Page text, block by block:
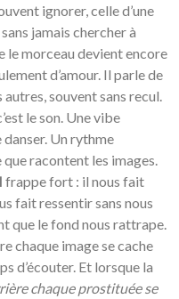
ignorer, celle d’une
jamais chercher à
le morceau devient encore
d’amour. Il parle de
souvent sans recul.
le son. Une vibe
Un rythme
racontent les images.
frappe fort : il nous fait
fait ressentir sans nous
que le fond nous rattrape.
chaque image se cache
d’écouter. Et lorsque la
chaque prostituée se